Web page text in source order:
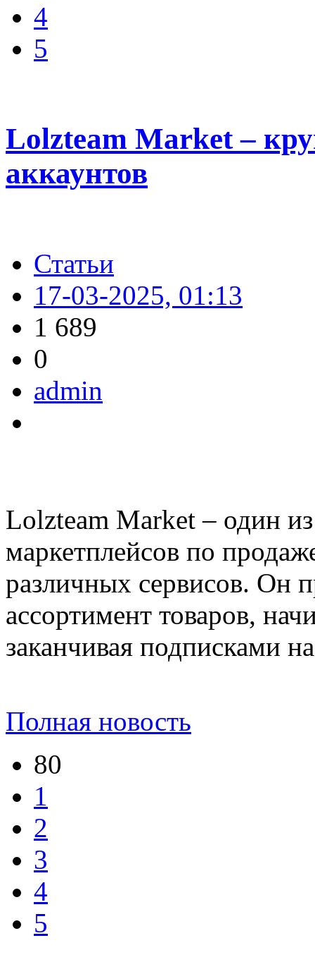
4
5
Lolzteam Market –
аккаунтов
Статьи
17-03-2025, 01:13
1 689
0
admin
Lolzteam Market – один
маркетплейсов по
различных сервисов. Он
ассортимент товаров,
заканчивая подписками
Полная новость
80
1
2
3
4
5